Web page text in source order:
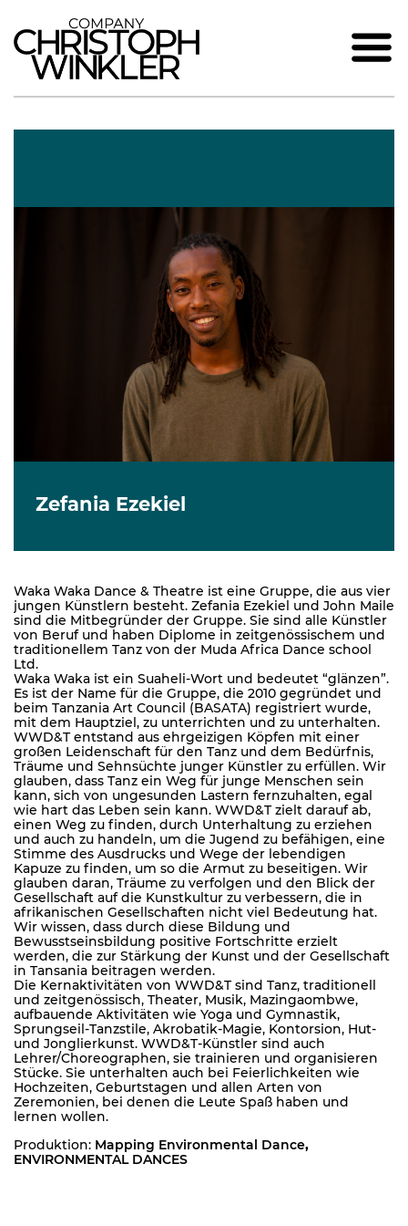
Zefania Ezekiel
Waka Waka Dance & Theatre ist eine Gruppe, die aus vier
jungen Künstlern besteht. Zefania Ezekiel und John Maile
sind die Mitbegründer der Gruppe. Sie sind alle Künstler
von Beruf und haben Diplome in zeitgenössischem und
traditionellem Tanz von der Muda Africa Dance school
Ltd.
Waka Waka ist ein Suaheli-Wort und bedeutet “glänzen”.
Es ist der Name für die Gruppe, die 2010 gegründet und
beim Tanzania Art Council (BASATA) registriert wurde,
mit dem Hauptziel, zu unterrichten und zu unterhalten.
WWD&T entstand aus ehrgeizigen Köpfen mit einer
großen Leidenschaft für den Tanz und dem Bedürfnis,
Träume und Sehnsüchte junger Künstler zu erfüllen. Wir
glauben, dass Tanz ein Weg für junge Menschen sein
kann, sich von ungesunden Lastern fernzuhalten, egal
wie hart das Leben sein kann. WWD&T zielt darauf ab,
einen Weg zu finden, durch Unterhaltung zu erziehen
und auch zu handeln, um die Jugend zu befähigen, eine
Stimme des Ausdrucks und Wege der lebendigen
Kapuze zu finden, um so die Armut zu beseitigen. Wir
glauben daran, Träume zu verfolgen und den Blick der
Gesellschaft auf die Kunstkultur zu verbessern, die in
afrikanischen Gesellschaften nicht viel Bedeutung hat.
Wir wissen, dass durch diese Bildung und
Bewusstseinsbildung positive Fortschritte erzielt
werden, die zur Stärkung der Kunst und der Gesellschaft
in Tansania beitragen werden.
Die Kernaktivitäten von WWD&T sind Tanz, traditionell
und zeitgenössisch, Theater, Musik, Mazingaombwe,
aufbauende Aktivitäten wie Yoga und Gymnastik,
Sprungseil-Tanzstile, Akrobatik-Magie, Kontorsion, Hut-
und Jonglierkunst. WWD&T-Künstler sind auch
Lehrer/Choreographen, sie trainieren und organisieren
Stücke. Sie unterhalten auch bei Feierlichkeiten wie
Hochzeiten, Geburtstagen und allen Arten von
Zeremonien, bei denen die Leute Spaß haben und
lernen wollen.
Produktion: Mapping Environmental Dance,
ENVIRONMENTAL DANCES